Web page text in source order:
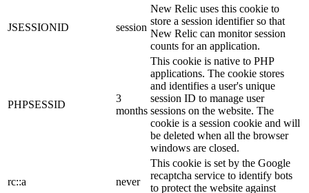
JSESSIONID session
New Relic uses this cookie to
store a session identifier so that
New Relic can monitor session
counts for an application.
PHPSESSID
3
months
This cookie is native to PHP
applications. The cookie stores
and identifies a user's unique
session ID to manage user
sessions on the website. The
cookie is a session cookie and will
be deleted when all the browser
windows are closed.
rc::a never
This cookie is set by the Google
recaptcha service to identify bots
to protect the website against